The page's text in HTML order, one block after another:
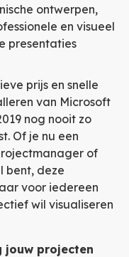
ontwerpen,
en visueel
presentaties
prijs en snelle
van Microsoft
nog nooit zo
Of je nu een
of
bent, deze
voor iedereen
wil visualiseren
jouw projecten